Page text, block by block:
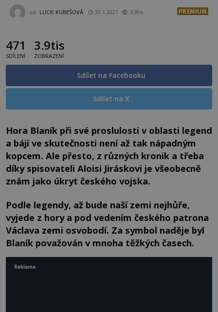
od LUCIE KUBEŠOVÁ 30.1.2021 3.9tis PREMIUM
471
SDÍLENÍ
3.9tis
ZOBRAZENÍ
Sdílet na Facebooku
Sdílet na X
Hora Blaník při své proslulosti v oblasti legend
a bájí ve skutečnosti není až tak nápadným
kopcem. Ale přesto, z různých kronik a třeba
díky spisovateli Aloisi Jiráskovi je všeobecně
znám jako úkryt českého vojska.
Podle legendy, až bude naší zemi nejhůře,
vyjede z hory a pod vedením českého patrona
Václava zemi osvobodí. Za symbol naděje byl
Blaník považován v mnoha těžkých časech.
Reklama